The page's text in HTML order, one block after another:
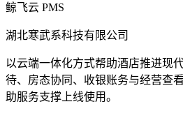
鲸飞云 PMS
湖北寒武系科技有限公司
以云端一体化方式帮助酒店推进现
待、房态协同、收银账务与经营查
助服务支撑上线使用。